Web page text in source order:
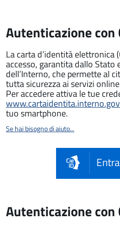
Autenticazione con
La carta d’identità elettronica
accesso, garantita dallo Stato
dell’Interno, che permette al
tutta sicurezza ai servizi
Per accedere attiva le tue
tuo smartphone.
Se hai bisogno di aiuto...
Autenticazione con